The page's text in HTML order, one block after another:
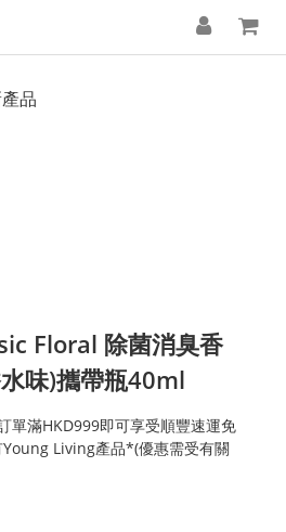
品
Floral 除菌消臭香
味)攜帶瓶40ml
單滿HKD999即可享受順豐速運免
Living產品*(優惠需受有關